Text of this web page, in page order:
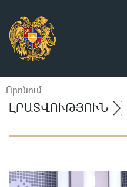
ԼՐԱՏՎՈՒԹՅՈՒՆ